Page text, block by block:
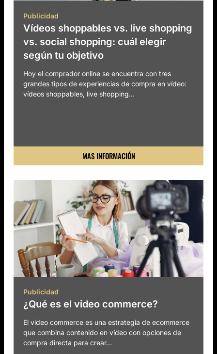
Publicidad
Vídeos shoppables vs. live shopping
vs. social shopping: cuál elegir
según tu objetivo
Hoy el comprador online se encuentra con tres
grandes tipos de experiencias de compra en vídeo:
vídeos shoppables, live shopping...
MAS INFORMACIÓN
Publicidad
¿Qué es el video commerce?
El video commerce es una estrategia de ecommerce
que combina contenido en vídeo con opciones de
compra directa para crear...